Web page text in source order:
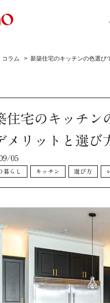
コラム 新築住宅のキッチンの色選び
住宅のキッチン
メリットと選
05
暮らし キッチン 選び方